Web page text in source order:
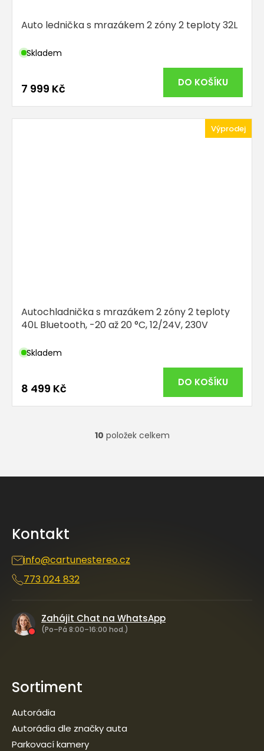
Auto lednička s mrazákem 2 zóny 2 teploty 32L
Skladem
7 999 Kč DO KOŠÍKU
Výprodej
Autochladnička s mrazákem 2 zóny 2 teploty
40L Bluetooth, -20 až 20 °C, 12/24V, 230V
Skladem
8 499 Kč DO KOŠÍKU
O
á
i
10 položek celkem
Kontakt
info@cartunestereo.cz
773 024 832
Zahájit Chat na WhatsApp
(Po–Pá 8:00–16:00 hod.)
Sortiment
Autorádia
Autorádia dle značky auta
Parkovací kamery